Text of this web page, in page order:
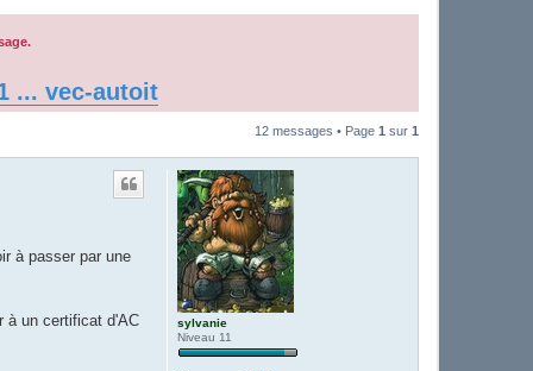
... vec-autoit
12 messages • Page 1 sur 1
sylvanie
Niveau 11
à passer par une
à un certificat d'AC